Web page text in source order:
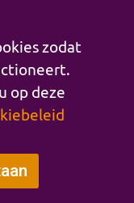
zodat
op deze